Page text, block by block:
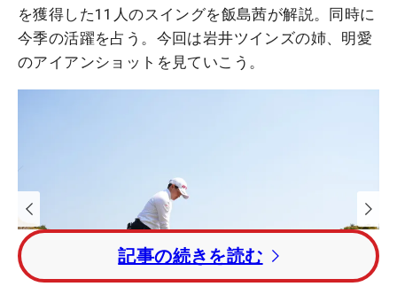
を獲得した11人のスイングを飯島茜が解説。同時に
今季の活躍を占う。今回は岩井ツインズの姉、明愛
のアイアンショットを見ていこう。
記事の続きを読む